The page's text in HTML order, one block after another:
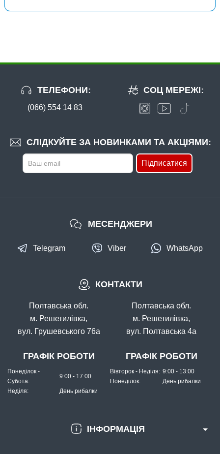
ТЕЛЕФОНИ:
(066) 554 14 83
СЛІДКУЙТЕ ЗА НОВИНКАМИ ТА АКЦІЯМИ:
Підписатися
СОЦ МЕРЕЖІ:
ІНФОРМАЦІЯ
КОНТАКТИ
Полтавська обл.
м. Решетилівка,
вул. Грушевського 76а
ГРАФІК РОБОТИ
Понеділок -
Субота:
9:00 - 17:00
Неділя: День рибалки
Полтавська обл.
м. Решетилівка,
вул. Полтавська 4а
ГРАФІК РОБОТИ
Вівторок - Неділя: 9:00 - 13:00
Понеділок:
День рибалки
МЕСЕНДЖЕРИ
Telegram Viber WhatsApp